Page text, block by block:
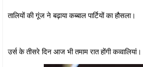
तालियों की गूंज ने बढ़ाया कब्बाल पार्टियों का हौसला।
उर्स के तीसरे दिन आज भी तमाम रात होंगी कव्वालियां।